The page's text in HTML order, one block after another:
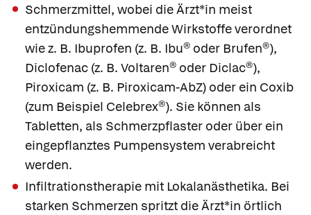
Schmerzmittel, wobei die Ärzt*in meist
entzündungshemmende Wirkstoffe verordnet
wie z. B. Ibuprofen (z. B. Ibu® oder Brufen®),
Diclofenac (z. B. Voltaren® oder Diclac®),
Piroxicam (z. B. Piroxicam-AbZ) oder ein Coxib
(zum Beispiel Celebrex®). Sie können als
Tabletten, als Schmerzpflaster oder über ein
eingepflanztes Pumpensystem verabreicht
werden.
Infiltrationstherapie mit Lokalanästhetika. Bei
starken Schmerzen spritzt die Ärzt*in örtlich